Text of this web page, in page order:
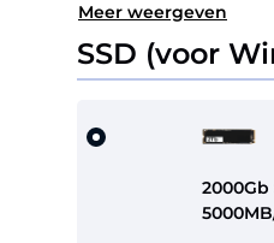
Meer weergeven
SSD (voor
2000Gb